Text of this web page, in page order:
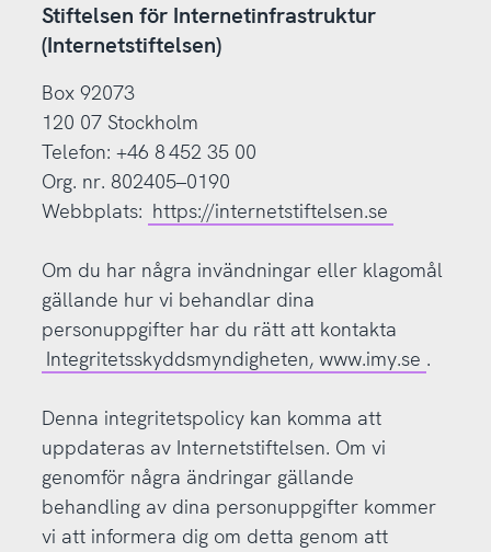
Stiftelsen för Internetinfrastruktur
(Internetstiftelsen)
Box 92073
120 07 Stockholm
Telefon: +46 8 452 35 00
Org. nr. 802405–0190
Webbplats: https://internetstiftelsen.se
Om du har några invändningar eller klagomål
gällande hur vi behandlar dina
personuppgifter har du rätt att kontakta
Integritetsskyddsmyndigheten, www.imy.se .
Denna integritetspolicy kan komma att
uppdateras av Internetstiftelsen. Om vi
genomför några ändringar gällande
behandling av dina personuppgifter kommer
vi att informera dig om detta genom att